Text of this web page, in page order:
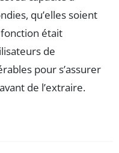
qu’elles soient
était
de
pour s’assurer
de l’extraire.